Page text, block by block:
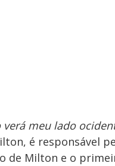
verá meu lado
é responsável
de Milton e o